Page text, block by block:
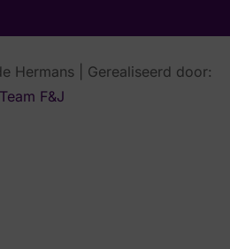
Hermans | Gerealiseerd door:
Team F&J